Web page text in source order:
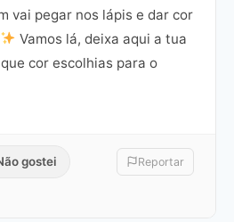
vai pegar nos lápis e dar cor
Vamos lá, deixa aqui a tua
cor escolhias para o
gostei Reportar